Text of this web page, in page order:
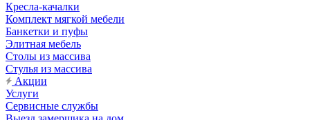
Кресла-качалки
Комплект мягкой мебели
Банкетки и пуфы
Элитная мебель
Столы из массива
Стулья из массива
Акции
Услуги
Сервисные службы